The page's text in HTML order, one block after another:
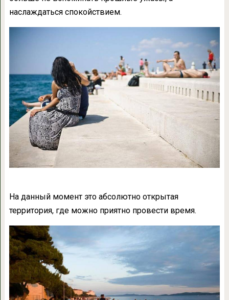
наслаждаться спокойствием.
На данный момент это абсолютно открытая
территория, где можно приятно провести время.